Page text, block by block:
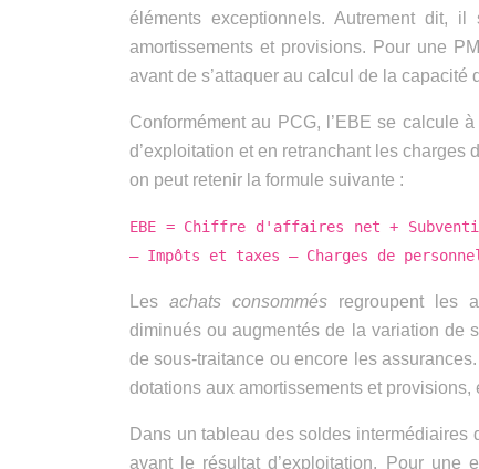
éléments exceptionnels. Autrement dit,
amortissements et provisions. Pour une
avant de s’attaquer au calcul de la capacité
Conformément au PCG, l’EBE se calcule
d’exploitation et en retranchant les charges
on peut retenir la formule suivante :
EBE = Chiffre d'affaires net +
– Impôts et taxes – Charges de personnel
Les achats consommés regroupent les
diminués ou augmentés de la variation de
de sous-traitance ou encore les
dotations aux amortissements et
Dans un tableau des soldes intermédiaires
avant le résultat d’exploitation. Pour une